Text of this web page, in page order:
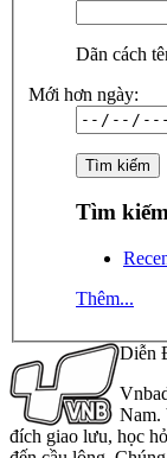
Dãn cách
Mới hơn ngày:
Tìm
Thêm...
Diễn
Nam.
đích giao lưu, học